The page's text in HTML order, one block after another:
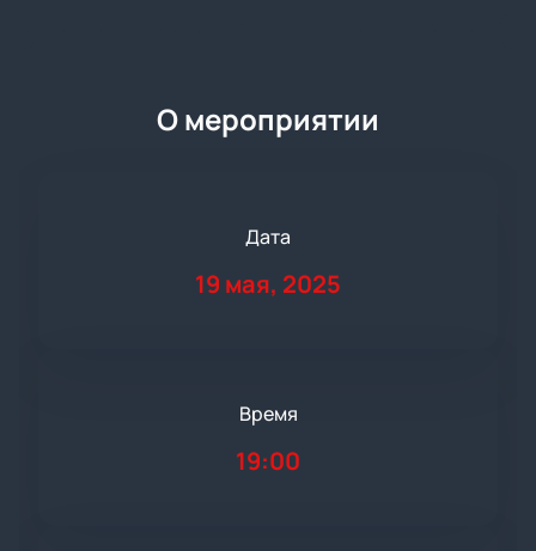
О мероприятии
Дата
19 мая, 2025
Время
19:00